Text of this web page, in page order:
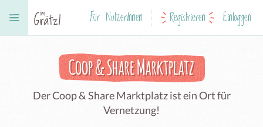
Für NutzerInnen Registrieren Einloggen
Coop & Share Marktplatz
Der Coop & Share Marktplatz ist ein Ort für
Vernetzung!